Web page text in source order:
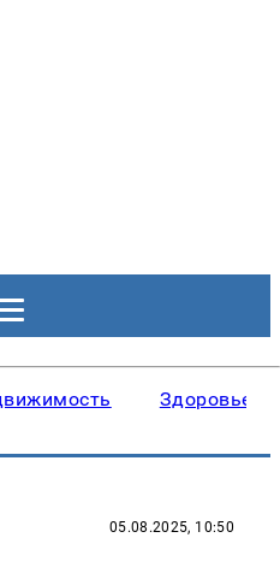
Здоровье
05.08.2025, 10:50